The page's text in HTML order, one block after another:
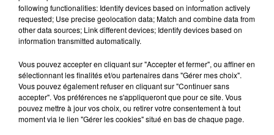
5 août 2026
MANGER SAINEMENT COÛTE 25 %
PLUS CHER QU'IL Y A CINQ ANS,
ALERTE L’ONU
5 août 2026
QUELLES SONT LES MARQUES QUI
OFFRENT LE MEILLEUR RAPPORT...
following functionalities: Identify devices based on information actively
requested; Use precise geolocation data; Match and combine data from
other data sources; Link different devices; Identify devices based on
information transmitted automatically.
Vous pouvez accepter en cliquant sur "Accepter et fermer", ou affiner en
sélectionnant les finalités et/ou partenaires dans "Gérer mes choix".
Vous pouvez également refuser en cliquant sur "Continuer sans
accepter". Vos préférences ne s'appliqueront que pour ce site. Vous
pouvez mettre à jour vos choix, ou retirer votre consentement à tout
moment via le lien "Gérer les cookies" situé en bas de chaque page.